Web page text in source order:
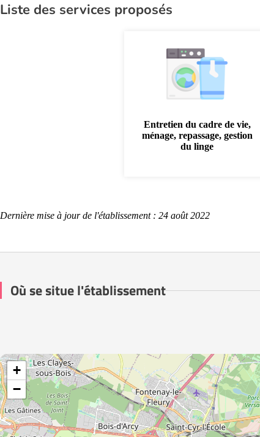
Liste des services proposés
Entretien du cadre de vie,
ménage, repassage, gestion
du linge
Dernière mise à jour de l'établissement : 24 août 2022
Où se situe l'établissement
+
−